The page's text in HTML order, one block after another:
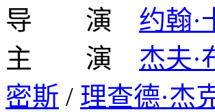
导 演 约翰·
主 演 杰夫·
密斯 / 理查德·杰